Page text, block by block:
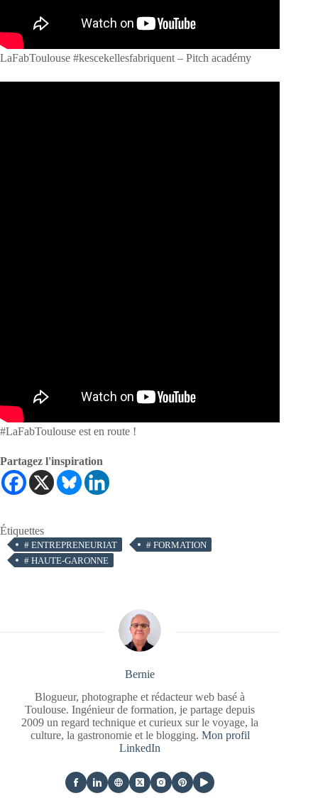
LaFabToulouse #kescekellesfabriquent – Pitch académy
#LaFabToulouse est en route !
Partagez l'inspiration
Étiquettes
# ENTREPRENEURIAT # FORMATION
# HAUTE-GARONNE
Bernie
Blogueur, photographe et rédacteur web basé à
Toulouse. Ingénieur de formation, je partage depuis
2009 un regard technique et curieux sur le voyage, la
culture, la gastronomie et le blogging. Mon profil
LinkedIn